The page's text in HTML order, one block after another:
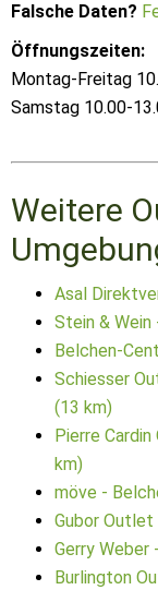
Falsche Daten?
Öffnungszeiten:
Montag-Freitag
Samstag 10.00-
Weitere
Asal
Stein &
Belchen-
Schiesser
(13 km)
Pierre
km)
möve -
Gubor
Gerry
Burlington